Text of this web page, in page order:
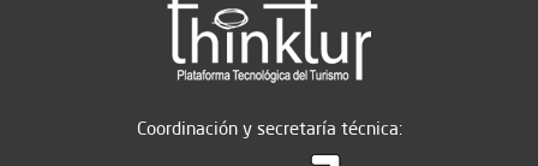
Coordinación y secretaría técnica: